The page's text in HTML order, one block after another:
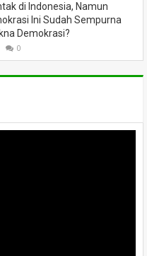
di Indonesia, Namun
Ini Sudah Sempurna
Demokrasi?
0